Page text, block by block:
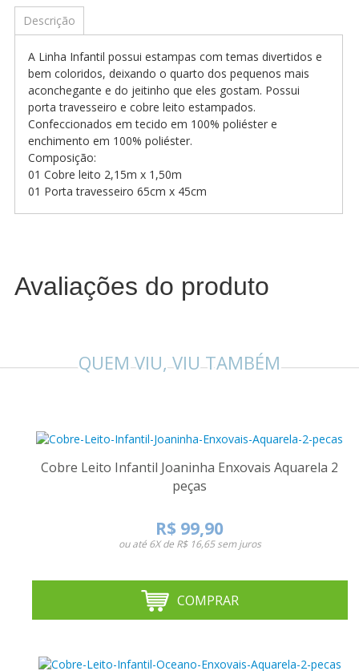
Descrição
A Linha Infantil possui estampas com temas divertidos e
bem coloridos, deixando o quarto dos pequenos mais
aconchegante e do jeitinho que eles gostam. Possui
porta travesseiro e cobre leito estampados.
Confeccionados em tecido em 100% poliéster e
enchimento em 100% poliéster.
Composição:
01 Cobre leito 2,15m x 1,50m
01 Porta travesseiro 65cm x 45cm
Avaliações do produto
QUEM VIU, VIU TAMBÉM
Cobre Leito Infantil Joaninha Enxovais Aquarela 2
peças
R$ 99,90
ou até6X de R$ 16,65sem juros
COMPRAR